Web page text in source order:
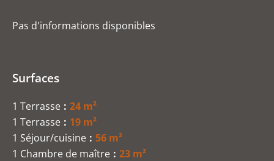
Pas d'informations disponibles
Surfaces
1 Terrasse
24 m²
1 Terrasse
19 m²
1 Séjour/cuisine
56 m²
1 Chambre de maître
23 m²